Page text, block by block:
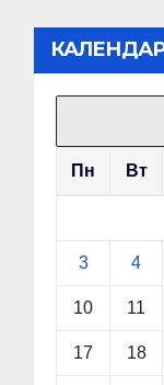
Пн Вт
3 4
10 11
17 18